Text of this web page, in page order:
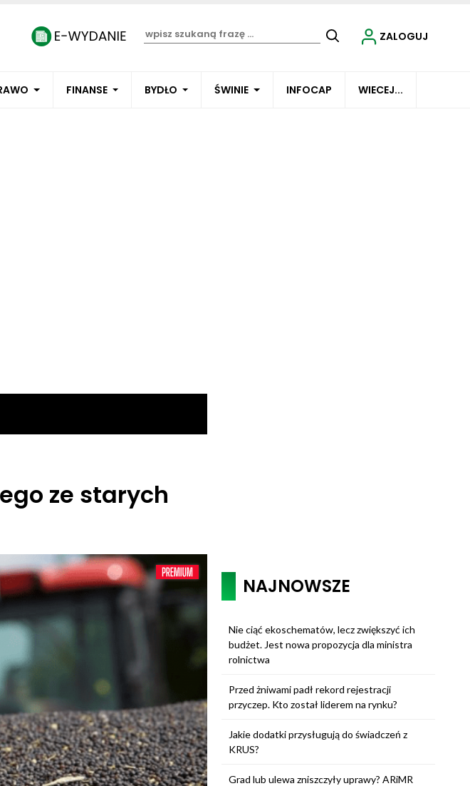
FINANSE BYDŁO ŚWINIE INFOCAP WIECEJ...
ZALOGUJ
ze starych
NAJNOWSZE
Nie ciąć ekoschematów, lecz zwiększyć ich
budżet. Jest nowa propozycja dla ministra
rolnictwa
Przed żniwami padł rekord rejestracji
przyczep. Kto został liderem na rynku?
Jakie dodatki przysługują do świadczeń z
KRUS?
Grad lub ulewa zniszczyły uprawy? ARiMR